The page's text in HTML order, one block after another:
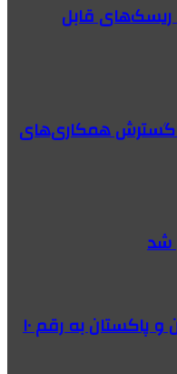
ریسک‌های قابل
گسترش همکاری‌های
شد
افزایش حجم تجارت بین ایران و پاکستان به رقم ۱۰